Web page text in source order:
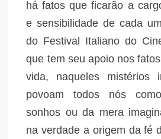
há fatos que ficarão a
e sensibilidade de cada
do Festival Italiano do
que tem seu apoio nos
vida, naqueles mistérios
povoam todos nós
sonhos ou da mera
na verdade a origem da fé